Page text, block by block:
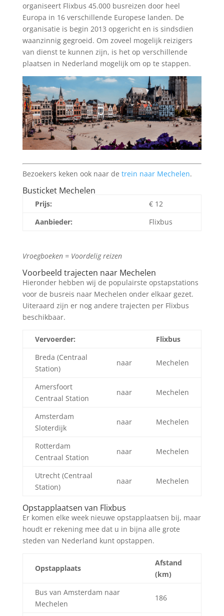
organiseert Flixbus 45.000 busreizen door heel
Europa in 16 verschillende Europese landen. De
organisatie is begin 2013 opgericht en is sindsdien
waanzinnig gegroeid. Om zoveel mogelijk reizigers
van dienst te kunnen zijn, is het op verschillende
plaatsen in Nederland mogelijk om op te stappen.
Bezoekers keken ook naar de trein naar Mechelen.
Busticket Mechelen
Prijs: € 12
Aanbieder:
Flixbus
Vroegboeken = Voordelig reizen
Voorbeeld trajecten naar Mechelen
Hieronder hebben wij de populairste opstapstations
voor de busreis naar Mechelen onder elkaar gezet.
Uiteraard zijn er nog andere trajecten per Flixbus
beschikbaar.
Vervoerder:
Flixbus
Breda (Centraal
Station)
naar Mechelen
Amersfoort
Centraal Station
naar Mechelen
Amsterdam
Sloterdijk
naar Mechelen
Rotterdam
Centraal Station
naar Mechelen
Utrecht (Centraal
Station)
naar Mechelen
Opstapplaatsen van Flixbus
Er komen elke week nieuwe opstapplaatsen bij, maar
houdt er rekening mee dat u in bijna alle grote
steden van Nederland kunt opstappen.
Opstapplaats
Afstand
(km)
Bus van Amsterdam naar
Mechelen
186